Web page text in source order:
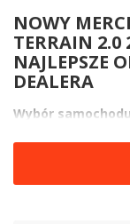
NOWY
TERRAIN 2.0
NAJLEPSZE
DEALERA
Wybór
producentów i
oglądanych
który nie tylko